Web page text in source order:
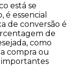
está se
essencial
de conversão é
de
como
compra ou
importantes